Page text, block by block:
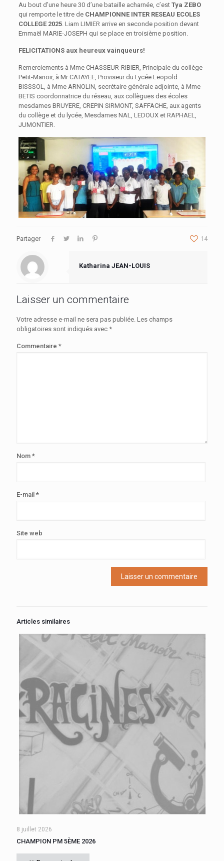
Au bout d’une heure 30 d’une bataille acharnée, c’est Tya ZEBO
qui remporte le titre de CHAMPIONNE INTER RESEAU ECOLES
COLLEGE 2025. Liam LIMIER arrive en seconde position devant
Emmaël MARIE-JOSEPH qui se place en troisième position.
FELICITATIONS aux heureux vainqueurs!
Remerciements à Mme CHASSEUR-RIBIER, Principale du collège
Petit-Manoir, à Mr CATAYEE, Proviseur du Lycée Leopold
BISSSOL, à Mme ARNOLIN, secrétaire générale adjointe, à Mme
BETIS coordonnatrice du réseau, aux collègues des écoles
mesdames BRUYERE, CREPIN SIRMONT, SAFFACHE, aux agents
du collège et du lycée, Mesdames NAL, LEDOUX et RAPHAEL,
JUMONTIER.
Partager 14
Katharina JEAN-LOUIS
Laisser un commentaire
Votre adresse e-mail ne sera pas publiée. Les champs
obligatoires sont indiqués avec *
Commentaire *
Nom *
E-mail *
Site web
Articles similaires
Cette année, tous les élèves de 5ème du collège se sont
affrontés. Six finalistes se sont disputé le titre de Champion
8 juillet 2026
CHAMPION PM 5ÈME 2026